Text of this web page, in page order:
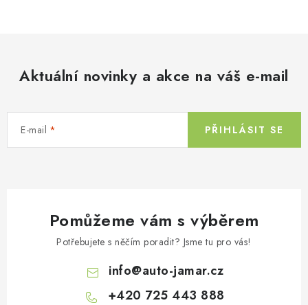
í
r
Aktuální novinky a akce na váš e-mail
E-mail PŘIHLÁSIT SE
Pomůžeme vám s výběrem
Potřebujete s něčím poradit? Jsme tu pro vás!
info@auto-jamar.cz
+420 725 443 888